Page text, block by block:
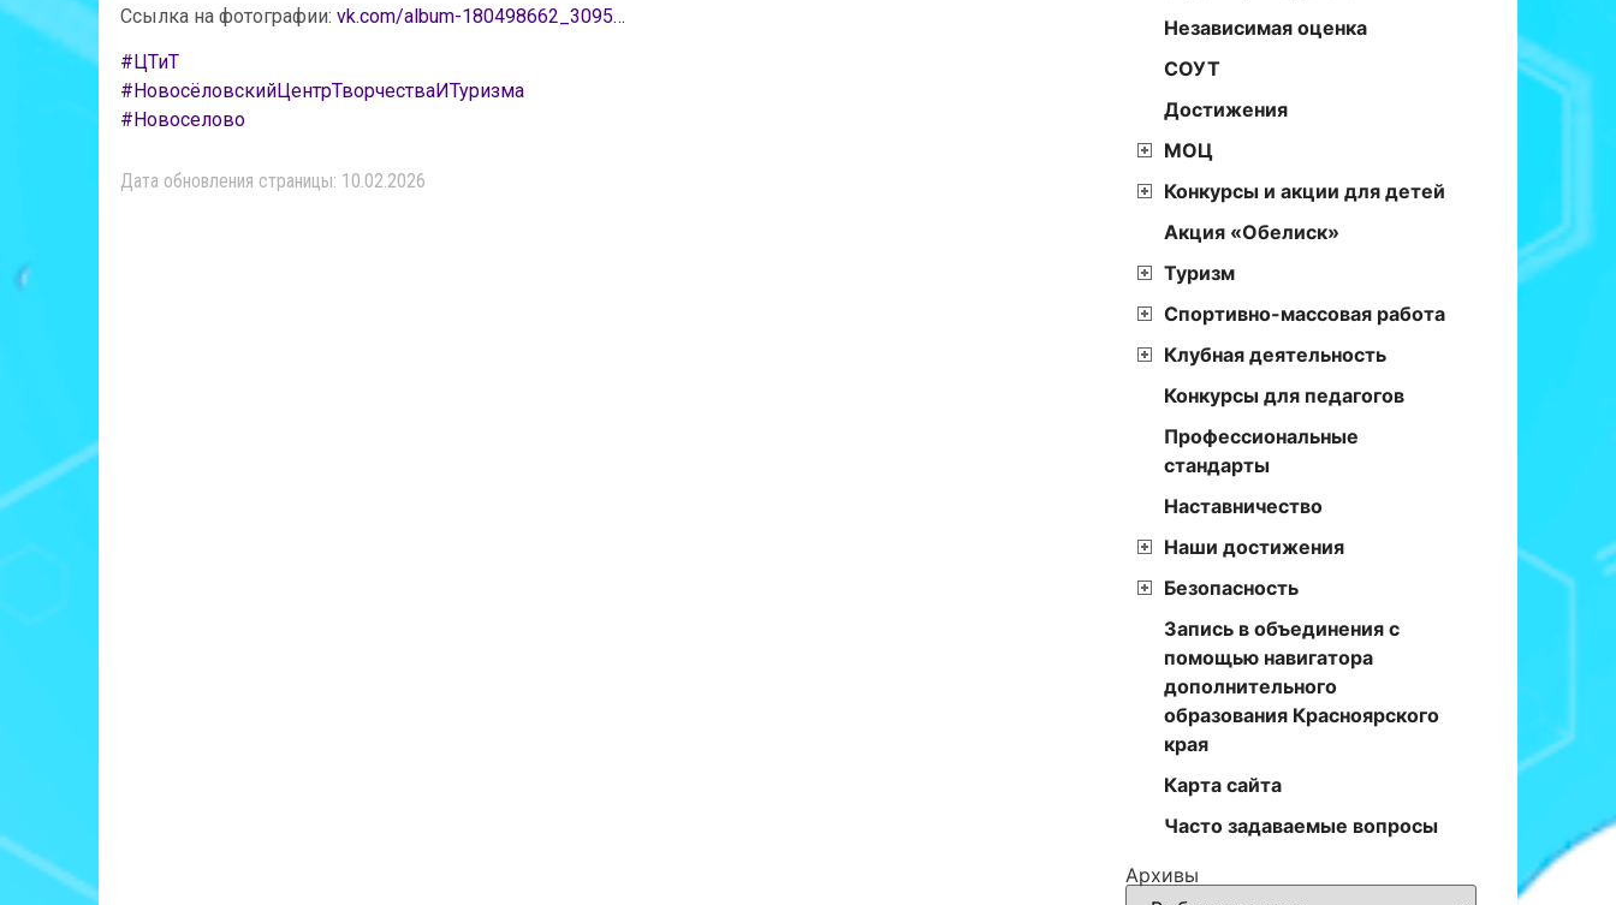
Ссылка на фотографии: vk.com/album-180498662_3095…
#ЦТиТ
#НовосёловскийЦентрТворчестваИТуризма
#Новоселово
Дата обновления страницы: 10.02.2026
Независимая оценка
СОУТ
Достижения
МОЦ
Конкурсы и акции для детей
Акция «Обелиск»
Туризм
Спортивно-массовая работа
Клубная деятельность
Конкурсы для педагогов
Профессиональные
стандарты
Наставничество
Наши достижения
Безопасность
Запись в объединения с
помощью навигатора
дополнительного
образования Красноярского
края
Карта сайта
Часто задаваемые вопросы
Архивы